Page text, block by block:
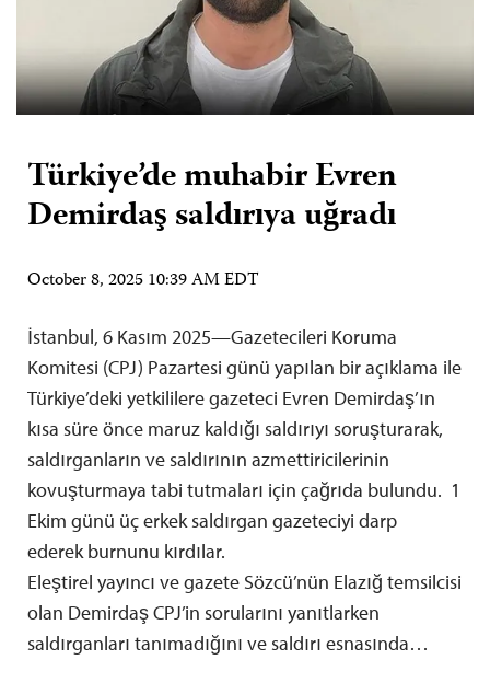
Türkiye’de muhabir Evren
Demirdaş saldırıya uğradı
October 8, 2025 10:39 AM EDT
İstanbul, 6 Kasım 2025—Gazetecileri Koruma
Komitesi (CPJ) Pazartesi günü yapılan bir açıklama ile
Türkiye’deki yetkililere gazeteci Evren Demirdaş’ın
kısa süre önce maruz kaldığı saldırıyı soruşturarak,
saldırganların ve saldırının azmettiricilerinin
kovuşturmaya tabi tutmaları için çağrıda bulundu. 1
Ekim günü üç erkek saldırgan gazeteciyi darp
ederek burnunu kırdılar.
Eleştirel yayıncı ve gazete Sözcü’nün Elazığ temsilcisi
olan Demirdaş CPJ’in sorularını yanıtlarken
saldırganları tanımadığını ve saldırı esnasında…